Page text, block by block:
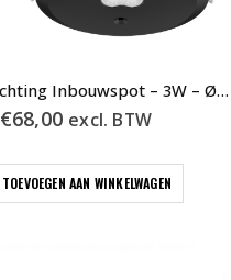
Noodverlichting Inbouwspot – 3W – Ø140mm – Zwart – Auto Test
€68,00 excl. BTW
TOEVOEGEN AAN WINKELWAGEN